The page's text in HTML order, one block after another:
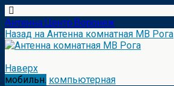
Антенна Центр Воронеж
Назад на Антенна комнатная МВ Рога
Наверх
мобильн. компьютерная